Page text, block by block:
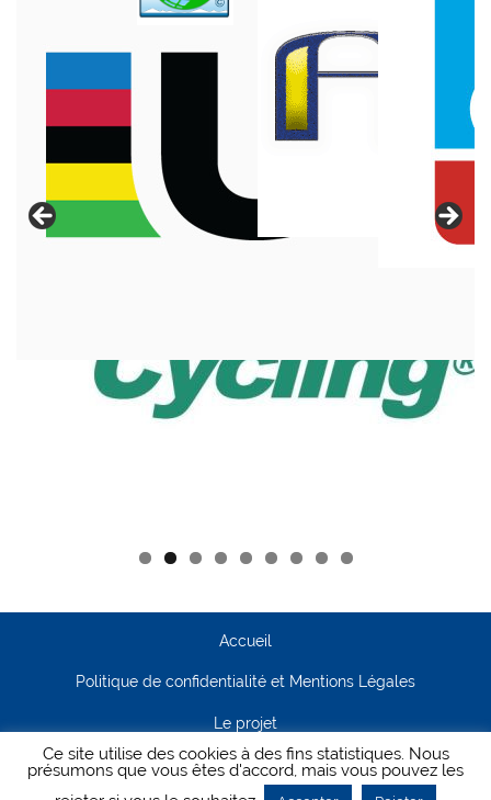
Accueil
Politique de confidentialité et Mentions Légales
Le projet
Contact
Ce site utilise des cookies à des fins statistiques. Nous
présumons que vous êtes d'accord, mais vous pouvez les